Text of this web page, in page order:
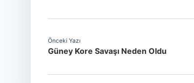
Önceki Yazı
Güney Kore Savaşı Neden Oldu